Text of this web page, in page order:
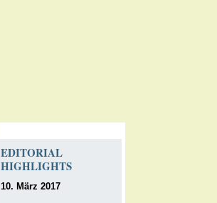
EDITORIAL
HIGHLIGHTS
10. März 2017